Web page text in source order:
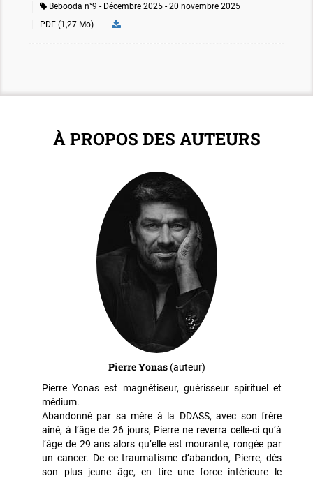
Bebooda n°9 - Décembre 2025
20 novembre 2025
PDF (1,27 Mo)
À PROPOS DES AUTEURS
Pierre Yonas(auteur)
Pierre Yonas est magnétiseur, guérisseur spirituel et
médium.
Abandonné par sa mère à la DDASS, avec son frère
ainé, à l’âge de 26 jours, Pierre ne reverra celle-ci qu’à
l’âge de 29 ans alors qu’elle est mourante, rongée par
un cancer. De ce traumatisme d’abandon, Pierre, dès
son plus jeune âge, en tire une force intérieure le